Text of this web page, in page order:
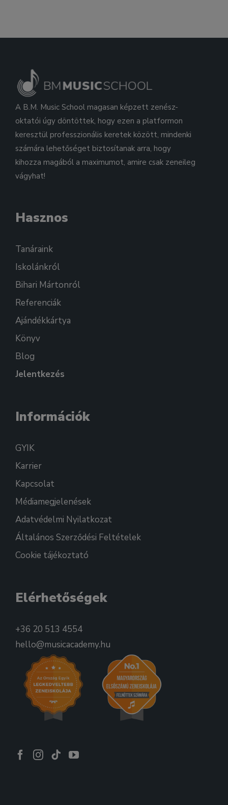
A B.M. Music School magasan képzett zenész-
oktatói úgy döntöttek, hogy ezen a platformon
keresztül professzionális keretek között, mindenki
számára lehetőséget biztosítanak arra, hogy
kihozza magából a maximumot, amire csak zeneileg
vágyhat!
Hasznos
Tanáraink
Iskolánkról
Bihari Mártonról
Referenciák
Ajándékkártya
Könyv
Blog
Jelentkezés
Információk
GYIK
Karrier
Kapcsolat
Médiamegjelenések
Adatvédelmi Nyilatkozat
Általános Szerződési Feltételek
Cookie tájékoztató
Elérhetőségek
+36 20 513 4554
hello@musicacademy.hu